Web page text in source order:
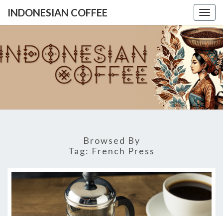
INDONESIAN COFFEE
Browsed By
Tag: French Press